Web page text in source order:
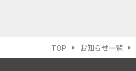
TOP ▶ お知らせ一覧 ▶